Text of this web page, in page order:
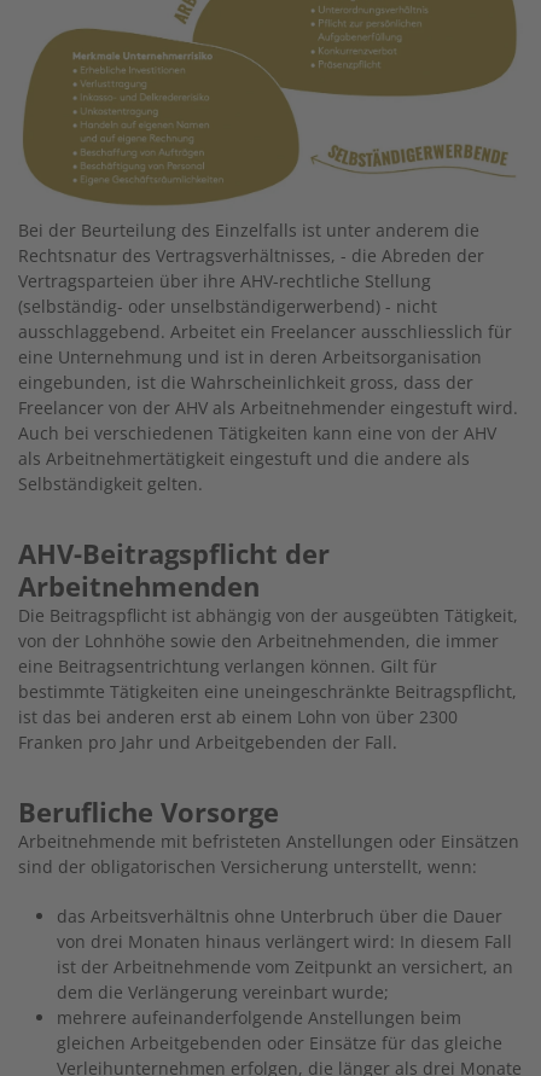
Bei der Beurteilung des Einzelfalls ist unter anderem die
Rechtsnatur des Vertragsverhältnisses, - die Abreden der
Vertragsparteien über ihre AHV-rechtliche Stellung
(selbständig- oder unselbständigerwerbend) - nicht
ausschlaggebend. Arbeitet ein Freelancer ausschliesslich für
eine Unternehmung und ist in deren Arbeitsorganisation
eingebunden, ist die Wahrscheinlichkeit gross, dass der
Freelancer von der AHV als Arbeitnehmender eingestuft wird.
Auch bei verschiedenen Tätigkeiten kann eine von der AHV
als Arbeitnehmertätigkeit eingestuft und die andere als
Selbständigkeit gelten.
AHV-Beitragspflicht der
Arbeitnehmenden
Die Beitragspflicht ist abhängig von der ausgeübten Tätigkeit,
von der Lohnhöhe sowie den Arbeitnehmenden, die immer
eine Beitragsentrichtung verlangen können. Gilt für
bestimmte Tätigkeiten eine uneingeschränkte Beitragspflicht,
ist das bei anderen erst ab einem Lohn von über 2300
Franken pro Jahr und Arbeitgebenden der Fall.
Berufliche Vorsorge
Arbeitnehmende mit befristeten Anstellungen oder Einsätzen
sind der obligatorischen Versicherung unterstellt, wenn:
das Arbeitsverhältnis ohne Unterbruch über die Dauer
von drei Monaten hinaus verlängert wird: In diesem Fall
ist der Arbeitnehmende vom Zeitpunkt an versichert, an
dem die Verlängerung vereinbart wurde;
mehrere aufeinanderfolgende Anstellungen beim
gleichen Arbeitgebenden oder Einsätze für das gleiche
Verleihunternehmen erfolgen, die länger als drei Monate